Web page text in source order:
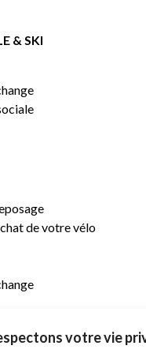
votre vie
& SKI
de votre vélo